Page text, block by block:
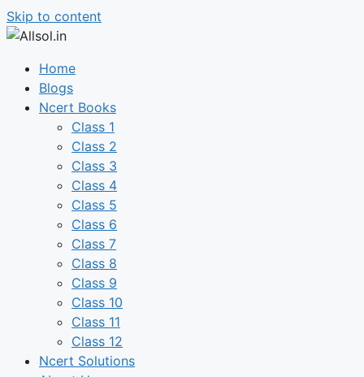
Skip to content
Home
Blogs
Ncert Books
Class 1
Class 2
Class 3
Class 4
Class 5
Class 6
Class 7
Class 8
Class 9
Class 10
Class 11
Class 12
Ncert Solutions